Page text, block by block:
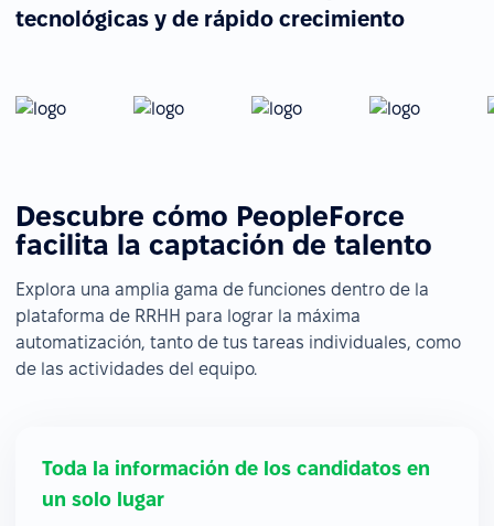
tecnológicas y de rápido crecimiento
Descubre cómo PeopleForce
facilita la captación de talento
Explora una amplia gama de funciones dentro de la
plataforma de RRHH para lograr la máxima
automatización, tanto de tus tareas individuales, como
de las actividades del equipo.
Toda la información de los candidatos en
un solo lugar